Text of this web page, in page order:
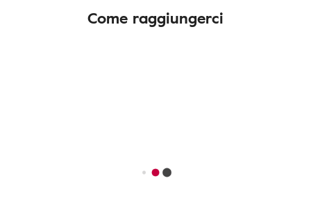
Come raggiungerci